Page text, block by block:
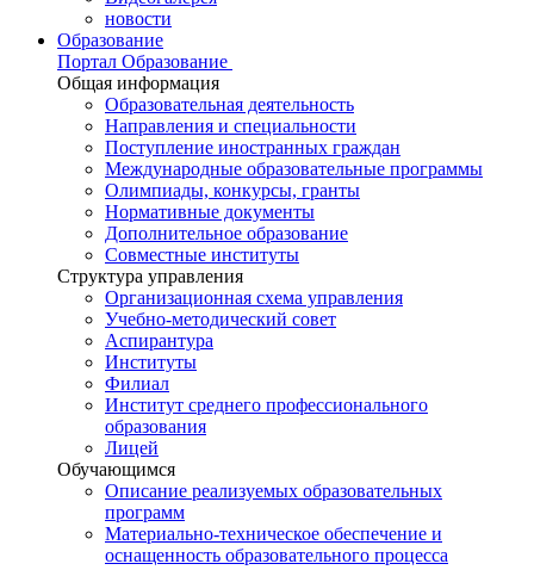
новости
Образование
Портал Образование
Общая информация
Образовательная деятельность
Направления и специальности
Поступление иностранных граждан
Международные образовательные программы
Олимпиады, конкурсы, гранты
Нормативные документы
Дополнительное образование
Совместные институты
Структура управления
Организационная схема управления
Учебно-методический совет
Аспирантура
Институты
Филиал
Институт среднего профессионального
образования
Лицей
Обучающимся
Описание реализуемых образовательных
программ
Материально-техническое обеспечение и
оснащенность образовательного процесса